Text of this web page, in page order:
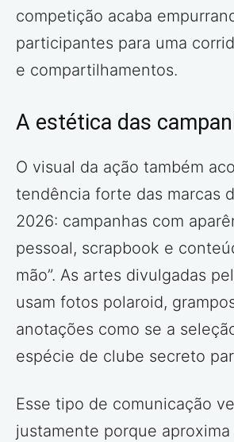
competição acaba
participantes para uma
e compartilhamentos.
A estética das
O visual da ação também
tendência forte das marcas
2026: campanhas com
pessoal, scrapbook e
mão”. As artes divulgadas
usam fotos polaroid,
anotações como se a
espécie de clube secreto
Esse tipo de comunicação
justamente porque aproxima